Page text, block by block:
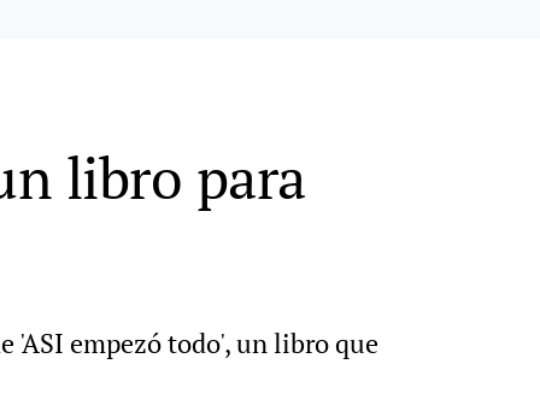
libro para
'ASI empezó todo', un libro que